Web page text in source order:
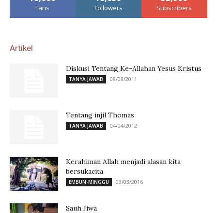
Fans Followers Subscribers
Artikel
Diskusi Tentang Ke-Allahan Yesus Kristus
TANYA JAWAB 08/08/2011
Tentang injil Thomas
TANYA JAWAB 04/04/2012
Kerahiman Allah menjadi alasan kita
bersukacita
EMBUN-MINGGU 03/03/2016
Sauh Jiwa